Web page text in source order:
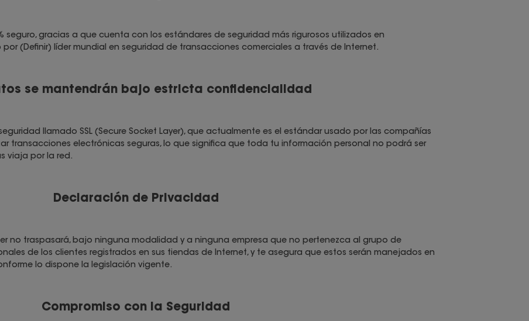
seguro, gracias a que cuenta con los estándares de seguridad más rigurosos utilizados en
(Definir) líder mundial en seguridad de transacciones comerciales a través de Internet.
se mantendrán bajo estricta confidencialidad
llamado SSL (Secure Socket Layer), que actualmente es el estándar usado por las compañías
transacciones electrónicas seguras, lo que significa que toda tu información personal no podrá ser
viaja por la red.
Declaración de Privacidad
no traspasará, bajo ninguna modalidad y a ninguna empresa que no pertenezca al grupo de
de los clientes registrados en sus tiendas de Internet, y te asegura que estos serán manejados en
lo dispone la legislación vigente.
Compromiso con la Seguridad